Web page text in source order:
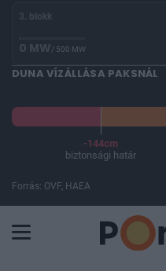
3. blokk
0 MW/ 500 MW
DUNA VÍZÁLLÁSA PAKSNÁL
-144cm
biztonsági határ
Forrás: OVF, HAEA